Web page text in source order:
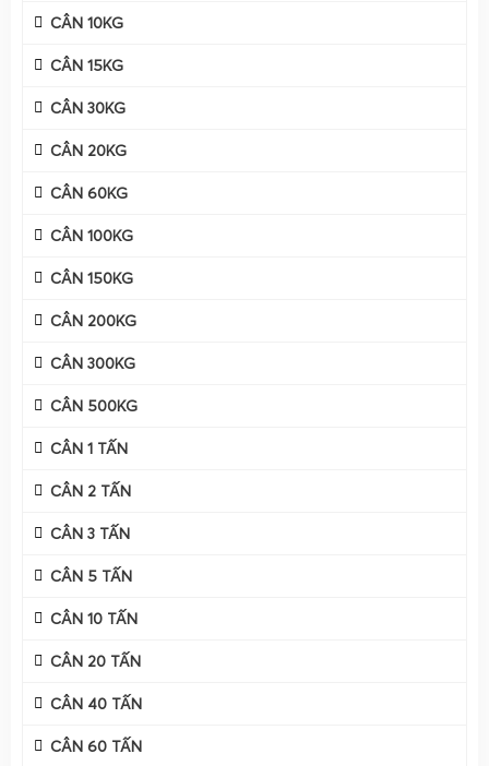
CÂN 10KG
CÂN 15KG
CÂN 30KG
CÂN 20KG
CÂN 60KG
CÂN 100KG
CÂN 150KG
CÂN 200KG
CÂN 300KG
CÂN 500KG
CÂN 1 TẤN
CÂN 2 TẤN
CÂN 3 TẤN
CÂN 5 TẤN
CÂN 10 TẤN
CÂN 20 TẤN
CÂN 40 TẤN
CÂN 60 TẤN
Cân Điện Tử Gia Phát
các tỉnh toàn quốc
điện tử 2 tấn, cân sàn điện tử 2 tấn, cân điện tử cân heo 2
phục vụ đa dạng nhu cầu sản xuất – kinh doanh. Với đội
ngũ kỹ thuật viên giàu kinh nghiệm, Cân Gia Phát không chỉ
dụng, hướng dẫn hiệu chuẩn và hướng dẫn tự sửa cân
điện tử 2 tấntrong suốt thời gian sử dụng, giúp khách
Trong bối cảnh các ngành
bao jumbo thức ăn chăn nuôi, cân thành phẩm sản xuất
lâu dài và khả năng làm việc trong môi trường khắc nghiệt,
việc lựa chọn đúng dòng cân điện tử 2 tấn chất lượng, phù
tập trung phát triển các giải pháp cân chuyên sâu, tối ưu